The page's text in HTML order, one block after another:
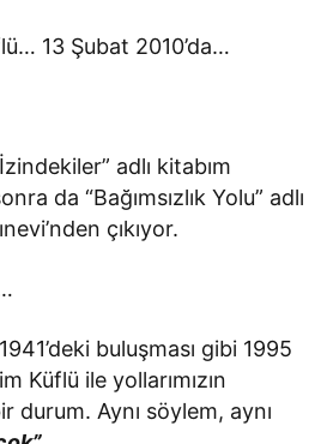
13 Şubat 2010’da…
adlı kitabım
da “Bağımsızlık Yolu” adlı
çıkıyor.
buluşması gibi 1995
Küflü ile yollarımızın
durum. Aynı söylem, aynı